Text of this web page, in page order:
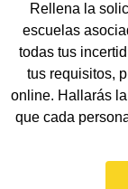
Rellena la
escuelas
todas tus
tus requisitos,
online. Hallarás
que cada